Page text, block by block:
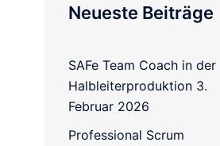
Neueste Beiträge
SAFe Team Coach in der
Halbleiterproduktion 3.
Februar 2026
Professional Scrum